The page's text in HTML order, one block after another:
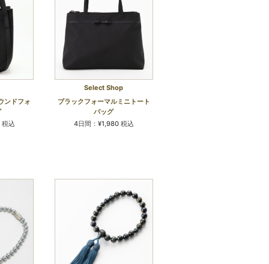
ンドフォ
込
Select Shop
ブラックフォーマルミニトート
バッグ
4日間：¥1,980 税込